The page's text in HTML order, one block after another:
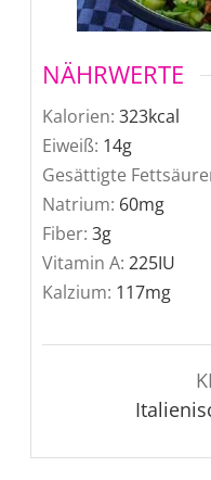
NÄHRWERTE
Kalorien: 323kcal
Eiweiß: 14g
Gesättigte
Natrium: 60mg
Fiber: 3g
Vitamin A: 225IU
Kalzium: 117mg